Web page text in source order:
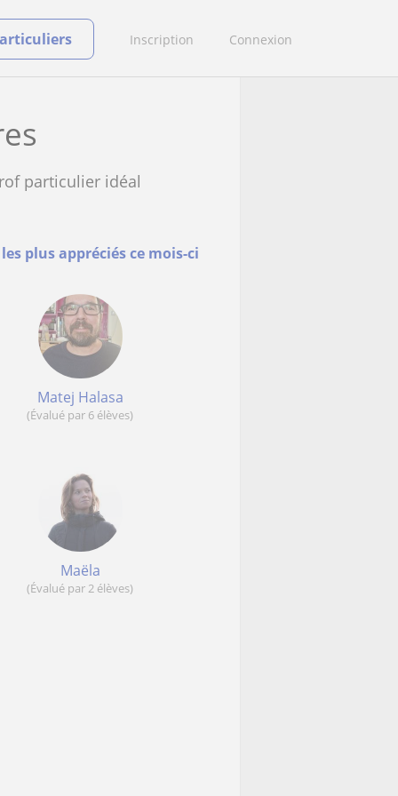
Inscription Connexion
particulier idéal
plus appréciés ce mois-ci
Matej Halasa
(Évalué par 6 élèves)
Maëla
(Évalué par 2 élèves)